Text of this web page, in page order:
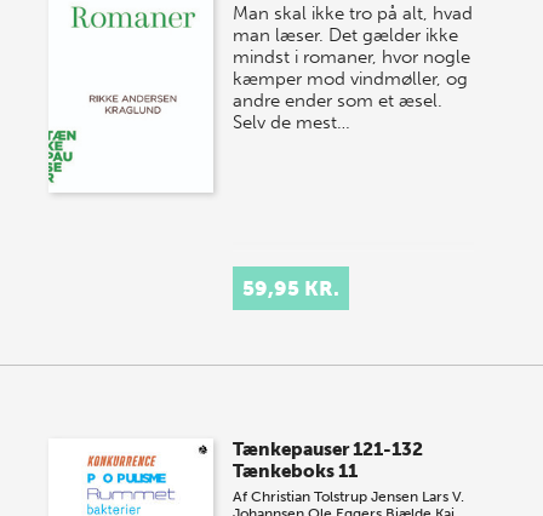
Man skal ikke tro på alt, hvad
man læser. Det gælder ikke
mindst i romaner, hvor nogle
kæmper mod vindmøller, og
andre ender som et æsel.
Selv de mest…
59,95 KR.
Tænkepauser 121-132
Tænkeboks 11
AfChristian Tolstrup Jensen Lars V.